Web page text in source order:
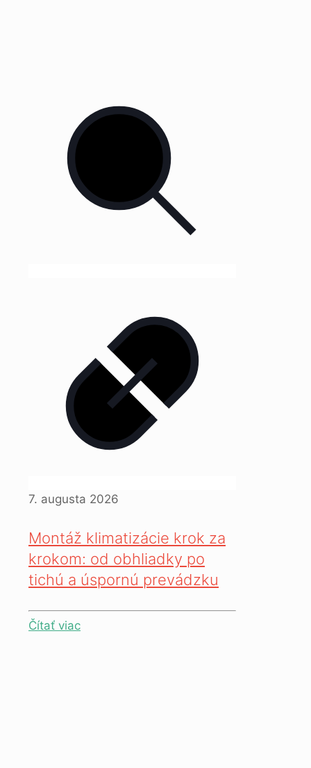
7. augusta 2026
Montáž klimatizácie krok za
krokom: od obhliadky po
tichú a úspornú prevádzku
Čítať viac